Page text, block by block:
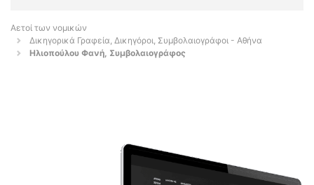
Αετοί των νομικών
Δικηγορικά Γραφεία, Δικηγόροι, Συμβολαιογράφοι - Αθήνα
Ηλιοπούλου Φανή, Συμβολαιογράφος